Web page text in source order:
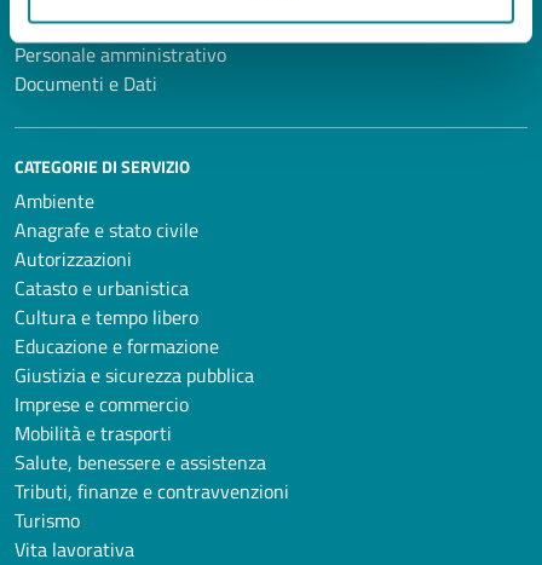
Politici
Personale amministrativo
Documenti e Dati
CATEGORIE DI SERVIZIO
Ambiente
Anagrafe e stato civile
Autorizzazioni
Catasto e urbanistica
Cultura e tempo libero
Educazione e formazione
Giustizia e sicurezza pubblica
Imprese e commercio
Mobilità e trasporti
Salute, benessere e assistenza
Tributi, finanze e contravvenzioni
Turismo
Vita lavorativa